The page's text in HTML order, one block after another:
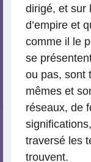
dirigé, et sur
d’empire et
comme il le
se
ou pas, sont
mêmes et
réseaux, de
traversé les
trouvent.